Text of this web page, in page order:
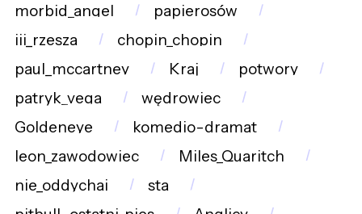
morbid_angel
papierosów
iii_rzesza
chopin_chopin
paul_mccartney
Kraj
potwory
patryk_vega
wędrowiec
Goldeneye
komedio-dramat
leon_zawodowiec
Miles_Quaritch
nie_oddychaj
sta